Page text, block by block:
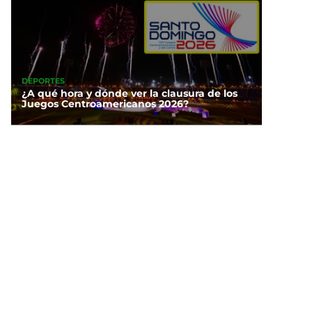
DEPORTES
¿A qué hora y dónde ver la clausura de los
Juegos Centroamericanos 2026?